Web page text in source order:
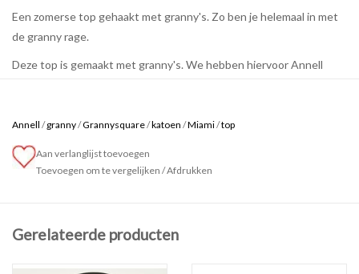
Een zomerse top gehaakt met granny's. Zo ben je helemaal in met
de granny rage.
Deze top is gemaakt met granny's. We hebben hiervoor Annell
en 2 bollen van 4 andere kleuren.
Deze grannytop wordt gehaakt met haaknaald 3,5.
het patroon kunnen mailen.
Annell /granny/Grannysquare/katoen /Miami/top
Aan verlanglijst toevoegen
Toevoegen om te vergelijken /Afdrukken
Gerelateerde producten